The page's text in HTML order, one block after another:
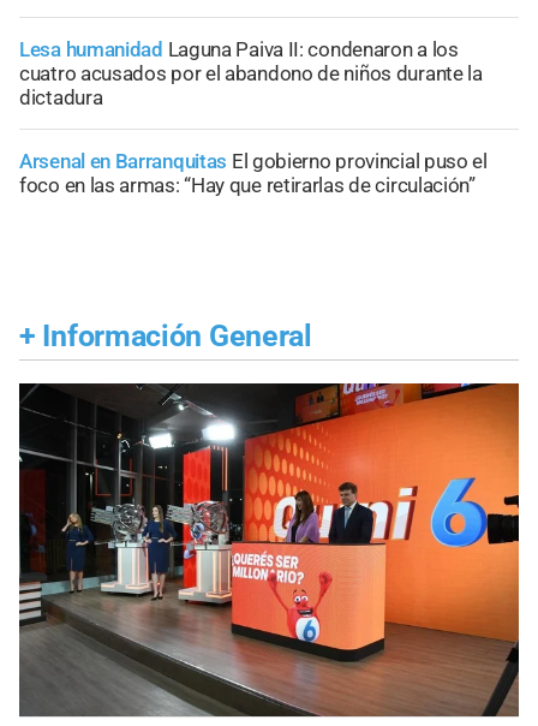
Lesa humanidad Laguna Paiva II: condenaron a los
cuatro acusados por el abandono de niños durante la
dictadura
Arsenal en Barranquitas El gobierno provincial puso el
foco en las armas: “Hay que retirarlas de circulación”
+ Información General